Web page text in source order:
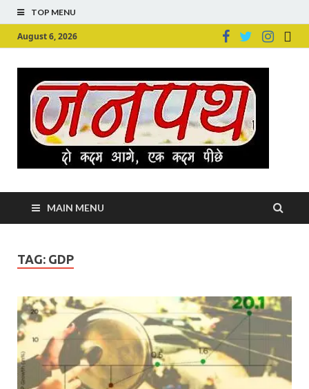
TOP MENU
August 6, 2026
MAIN MENU
TAG: GDP